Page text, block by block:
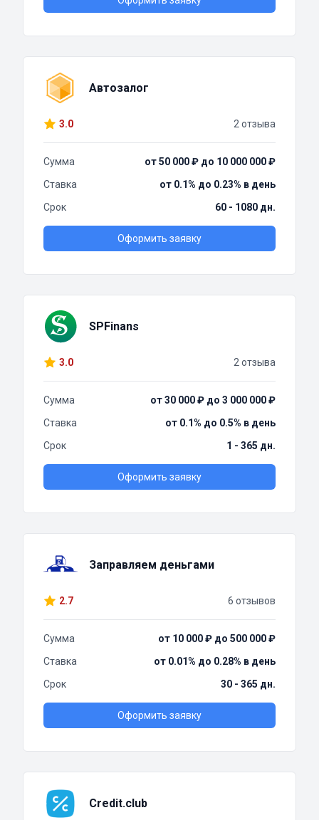
Автозалог
3.0 2 отзыва
Сумма
от 50 000 ₽ до 10 000 000 ₽
Ставка
от 0.1% до 0.23% в день
Срок
60 - 1080 дн.
Оформить заявку
SPFinans
3.0 2 отзыва
Сумма
от 30 000 ₽ до 3 000 000 ₽
Ставка
от 0.1% до 0.5% в день
Срок
1 - 365 дн.
Оформить заявку
Заправляем деньгами
2.7 6 отзывов
Сумма
от 10 000 ₽ до 500 000 ₽
Ставка
от 0.01% до 0.28% в день
Срок
30 - 365 дн.
Оформить заявку
Credit.club